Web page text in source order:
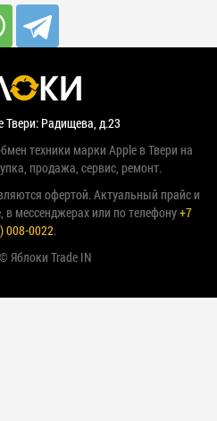
Твери: Радищева, д.23
техники марки Apple в Твери на
продажа, сервис, ремонт.
офертой. Актуальный прайс и
в мессенджерах или по телефону+7
008-0022.
Яблоки Trade IN